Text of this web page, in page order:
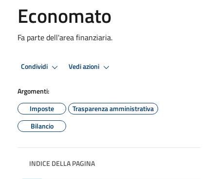
Economato
Fa parte dell'area finanziaria.
Condividi Vedi azioni
Argomenti:
Imposte
Trasparenza amministrativa
Bilancio
INDICE DELLA PAGINA